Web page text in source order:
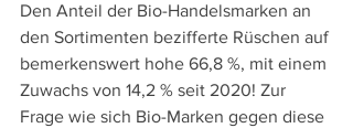
Den Anteil der Bio-Handelsmarken an
den Sortimenten bezifferte Rüschen auf
bemerkenswert hohe 66,8 %, mit einem
Zuwachs von 14,2 % seit 2020! Zur
Frage wie sich Bio-Marken gegen diese